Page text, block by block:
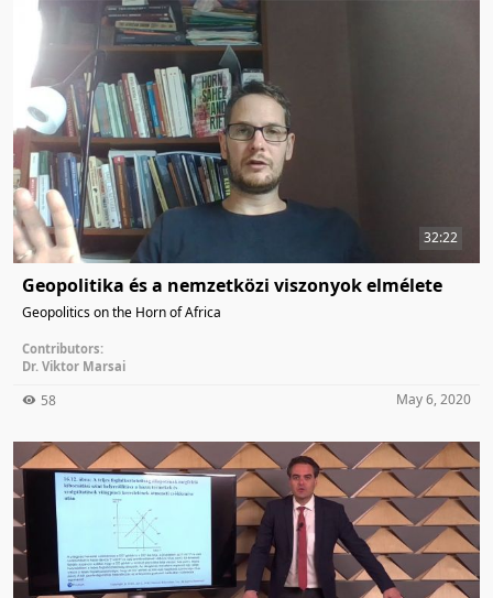
32:22
Geopolitika és a nemzetközi viszonyok elmélete
Geopolitics on the Horn of Africa
Contributors:
Dr. Viktor Marsai
58 May 6, 2020